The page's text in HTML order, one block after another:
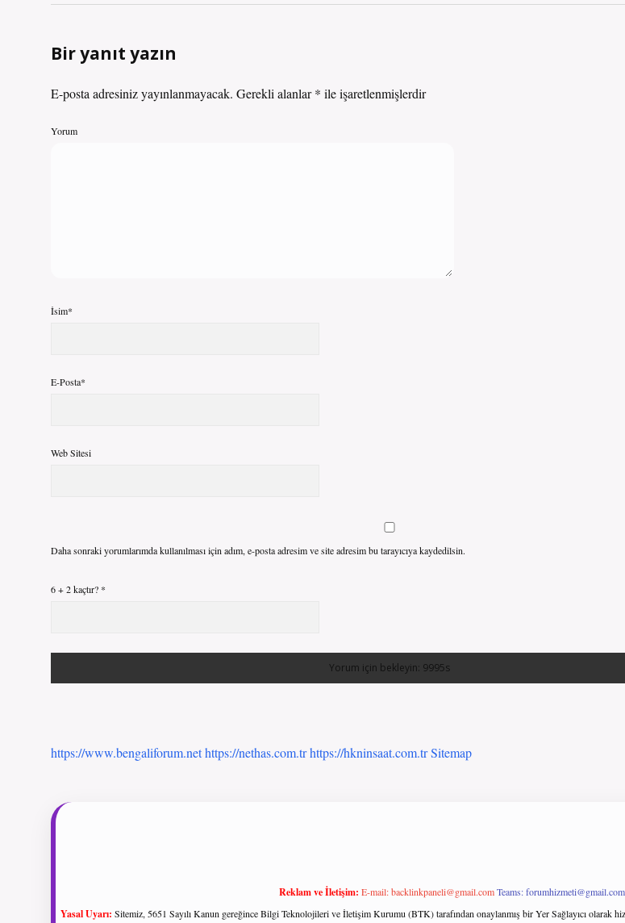
Bir yanıt yazın
E-posta adresiniz yayınlanmayacak. Gerekli alanlar* ile işaretlenmişlerdir
Yorum
İsim*
E-Posta*
Web Sitesi
Daha sonraki yorumlarımda kullanılması için adım, e-posta adresim ve site adresim bu tarayıcıya kaydedilsin.
6 + 2 kaçtır? *
https://www.bengaliforum.nethttps://nethas.com.trhttps://hkninsaat.com.trSitemap
Reklam ve İletişim: E-mail:backlinkpaneli@gmail.comTeams:forumhizmeti@gmail.com
Yasal Uyarı: Sitemiz, 5651 Sayılı Kanun gereğince Bilgi Teknolojileri ve İletişim Kurumu (BTK) tarafından onaylanmış bir Yer Sağlayıcı olarak